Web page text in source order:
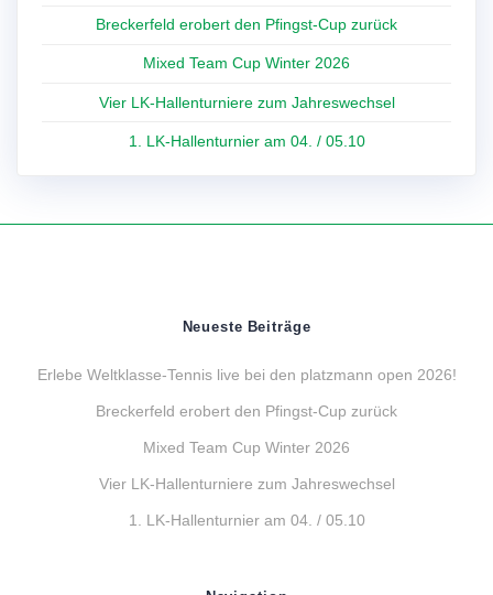
Breckerfeld erobert den Pfingst-Cup zurück
Mixed Team Cup Winter 2026
Vier LK-Hallenturniere zum Jahreswechsel
1. LK-Hallenturnier am 04. / 05.10
Neueste Beiträge
Erlebe Weltklasse-Tennis live bei den platzmann open 2026!
Breckerfeld erobert den Pfingst-Cup zurück
Mixed Team Cup Winter 2026
Vier LK-Hallenturniere zum Jahreswechsel
1. LK-Hallenturnier am 04. / 05.10